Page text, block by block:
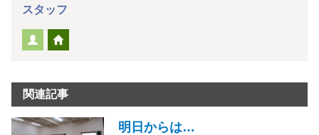
スタッフ
関連記事
明日からは…